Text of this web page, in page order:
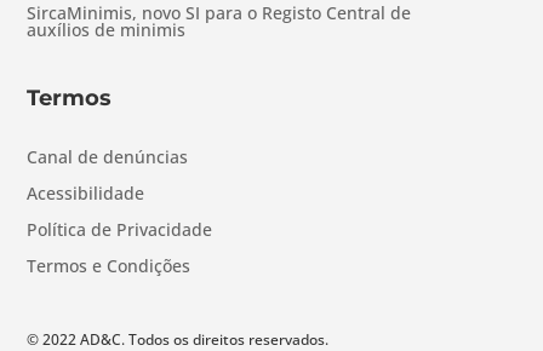
SircaMinimis, novo SI para o Registo Central de
auxílios de minimis
Termos
Canal de denúncias
Acessibilidade
Política de Privacidade
Termos e Condições
© 2022 AD&C. Todos os direitos reservados.